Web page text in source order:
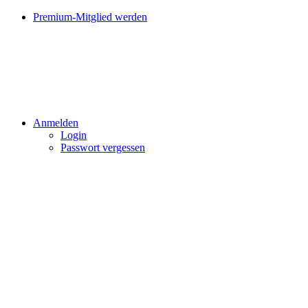
Premium-Mitglied werden
Anmelden
Login
Passwort vergessen